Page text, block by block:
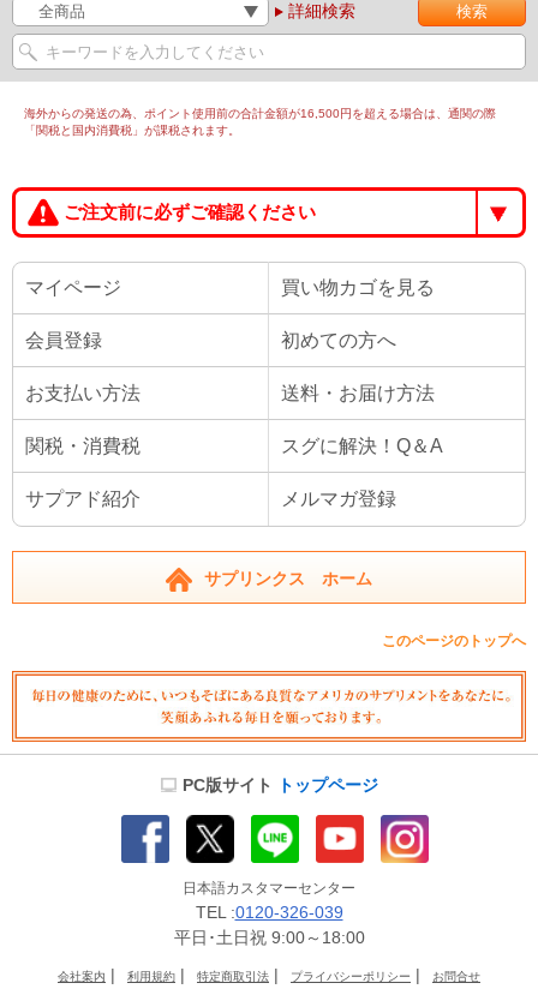
詳細検索
海外からの発送の為、ポイント使用前の合計金額が16,500円を超える場合は、通関の際
「関税と国内消費税」が課税されます。
ご注文前に必ずご確認ください
マイページ 買い物カゴを見る
会員登録 初めての方へ
お支払い方法 送料・お届け方法
関税・消費税 スグに解決！Q＆A
サプアド紹介 メルマガ登録
サプリンクス ホーム
このページのトップへ
PC版サイト トップページ
日本語カスタマーセンター
TEL :0120-326-039
平日･土日祝 9:00～18:00
会社案内 | 利用規約 | 特定商取引法 | プライバシーポリシー | お問合せ